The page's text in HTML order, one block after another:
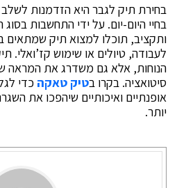
בחירת תיק לגבר היא הזדמנות לשלב
בחיי היום-יום. על ידי התחשבות
ותקציב, תוכלו למצוא תיק שמתאים
לעבודה, טיולים או שימוש קז’ואלי.
הנוחות, אלא גם משדרג את המראה
סיטואציה. בקרו בטיק טאקה כדי
אופנתיים ואיכותיים שיהפכו את
יותר.